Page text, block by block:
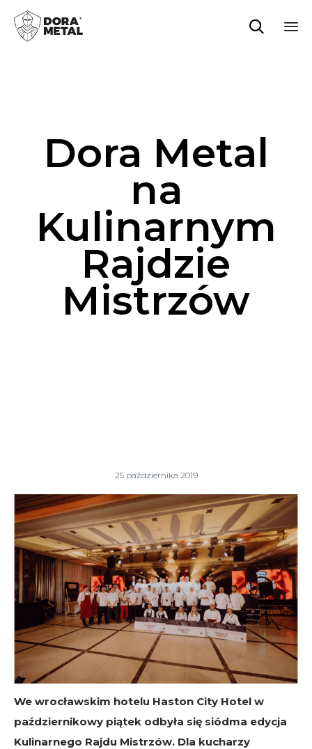

Dora Metal
na
Kulinarnym
Rajdzie
Mistrzów
25 października 2019
We wrocławskim hotelu Haston City Hotel w
październikowy piątek odbyła się siódma edycja
Kulinarnego Rajdu Mistrzów. Dla kucharzy